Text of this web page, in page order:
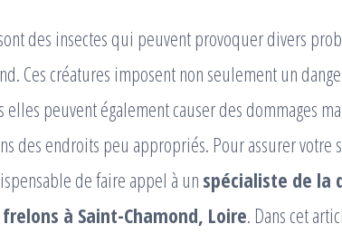
des insectes qui peuvent provoquer divers
Ces créatures imposent non seulement un
elles peuvent également causer des dommages
des endroits peu appropriés. Pour assurer votre
de faire appel à un spécialiste de la
à Saint-Chamond, Loire. Dans cet